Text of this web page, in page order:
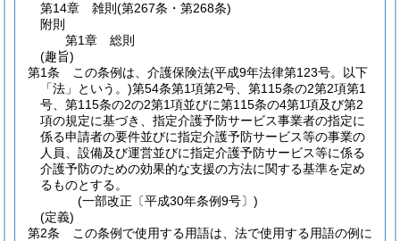
第14章
雑則 (第267条・第268条)
附則
第1章
総則
(趣旨)
第1条
この条例は、介護保険法(平成9年法律第123号。以下
「法」という。)第54条第1項第2号、第115条の2第2項第1
号、第115条の2の2第1項並びに第115条の4第1項及び第2
項の規定に基づき、指定介護予防サービス事業者の指定に
係る申請者の要件並びに指定介護予防サービス等の事業の
人員、設備及び運営並びに指定介護予防サービス等に係る
介護予防のための効果的な支援の方法に関する基準を定め
るものとする。
(一部改正〔平成30年条例9号〕)
(定義)
第2条
この条例で使用する用語は、法で使用する用語の例に